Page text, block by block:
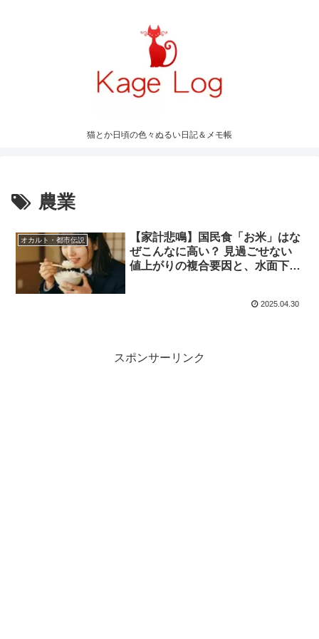
猫とか日頃の色々ぬるい日記＆メモ帳
農業
オカルト・都市伝説
【家計悲鳴】国民食「お米」はな
ぜこんなに高い？ 見過ごせない
値上がりの複合要因と、水面下で
2025.04.30
スポンサーリンク